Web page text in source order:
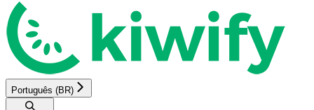
Português (BR)